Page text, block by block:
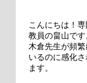
こんにちは！
教員の畠山です
木倉先生が頻
いるのに感化
ます。